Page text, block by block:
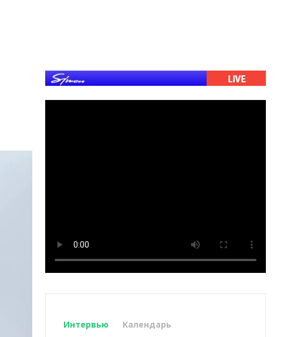
Интервью Календарь